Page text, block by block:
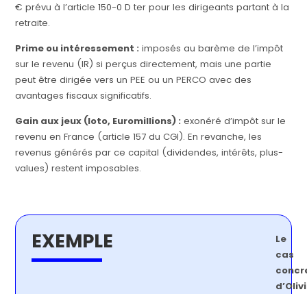
€ prévu à l’article 150-0 D ter pour les dirigeants partant à la
retraite.
Prime ou intéressement : imposés au barème de l’impôt
sur le revenu (IR) si perçus directement, mais une partie
peut être dirigée vers un PEE ou un PERCO avec des
avantages fiscaux significatifs.
Gain aux jeux (loto, Euromillions) : exonéré d’impôt sur le
revenu en France (article 157 du CGI). En revanche, les
revenus générés par ce capital (dividendes, intérêts, plus-
values) restent imposables.
EXEMPLE
Le
cas